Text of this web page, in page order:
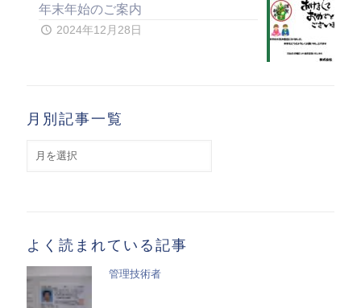
年末年始のご案内
2024年12月28日
月別記事一覧
よく読まれている記事
管理技術者